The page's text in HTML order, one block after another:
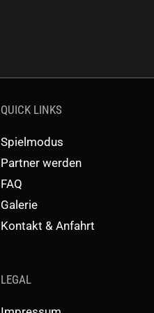
QUICK LINKS
Spielmodus
Partner werden
FAQ
Galerie
Kontakt & Anfahrt
LEGAL